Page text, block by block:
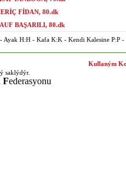
FİDAN, 80.dk
BAŞARILI, 80.dk
Ayak H:H - Kafa K:K - Kendi Kalesine P:P -
saklýdýr.
Federasyonu
Kullaným